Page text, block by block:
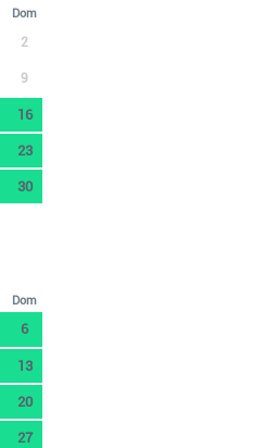
Dom
2
9
16
23
30
Dom
6
13
20
27